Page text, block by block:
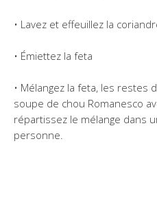
• Lavez et effeuillez la
• Émiettez la feta
• Mélangez la feta, les restes
soupe de chou Romanesco
répartissez le mélange dans
personne.